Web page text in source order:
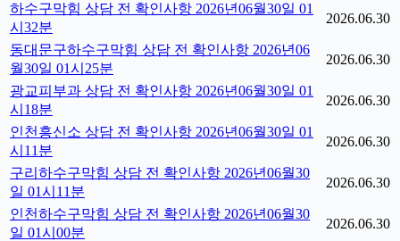
하수구막힘 상담 전 확인사항 2026년06월30일 01
시32분
2026.06.30
동대문구하수구막힘 상담 전 확인사항 2026년06
월30일 01시25분
2026.06.30
광교피부과 상담 전 확인사항 2026년06월30일 01
시18분
2026.06.30
인천흥신소 상담 전 확인사항 2026년06월30일 01
시11분
2026.06.30
구리하수구막힘 상담 전 확인사항 2026년06월30
일 01시11분
2026.06.30
인천하수구막힘 상담 전 확인사항 2026년06월30
일 01시00분
2026.06.30